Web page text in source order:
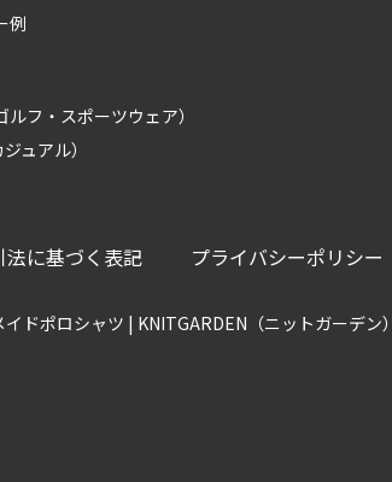
例
フ・スポーツウェア）
ュアル）
法に基づく表記 プライバシーポリシー
ドポロシャツ | KNITGARDEN（ニットガーデ